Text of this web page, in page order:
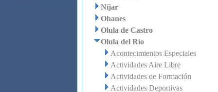
Níjar
Ohanes
Olula de Castro
Olula del Río
Acontecimientos Especiales
Actividades Aire Libre
Actividades de Formación
Actividades Deportivas